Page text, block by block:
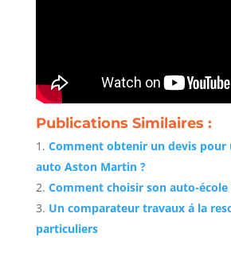
Publications Similaires :
Comment obtenir un devis pour
auto Aston Martin ?
Comment choisir son auto-école
Un comparateur travaux á la
particuliers